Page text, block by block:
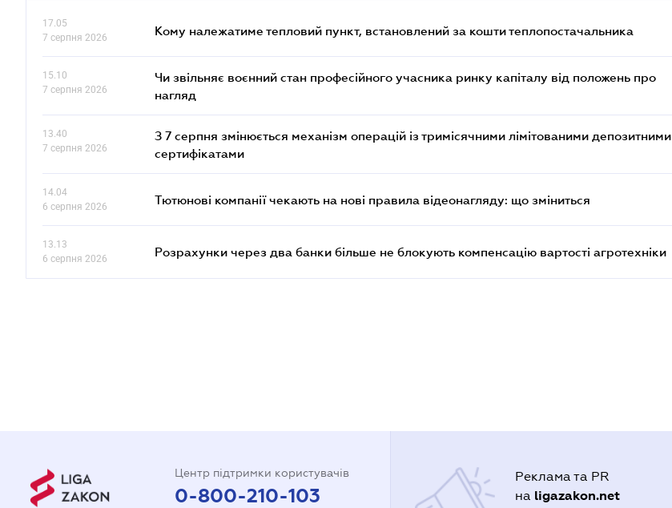
17.05
7 серпня 2026
Кому належатиме тепловий пункт, встановлений за кошти теплопостачальника
15.10
7 серпня 2026
Чи звільняє воєнний стан професійного учасника ринку капіталу від положень про
нагляд
13.40
7 серпня 2026
З 7 серпня змінюється механізм операцій із тримісячними лімітованими депозитними
сертифікатами
14.04
6 серпня 2026
Тютюнові компанії чекають на нові правила відеонагляду: що зміниться
13.13
6 серпня 2026
Розрахунки через два банки більше не блокують компенсацію вартості агротехніки
Центр підтримки користувачів
0-800-210-103
Реклама та PR
на ligazakon.net